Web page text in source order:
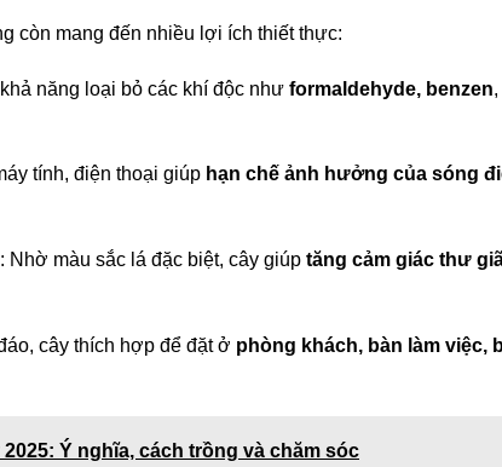
còn mang đến nhiều lợi ích thiết thực:
năng loại bỏ các khí độc như formaldehyde, benzen,
tính, điện thoại giúp hạn chế ảnh hưởng của sóng
: Nhờ màu sắc lá đặc biệt, cây giúp tăng cảm giác thư
cây thích hợp để đặt ở phòng khách, bàn làm việc,
Ý nghĩa, cách trồng và chăm sóc